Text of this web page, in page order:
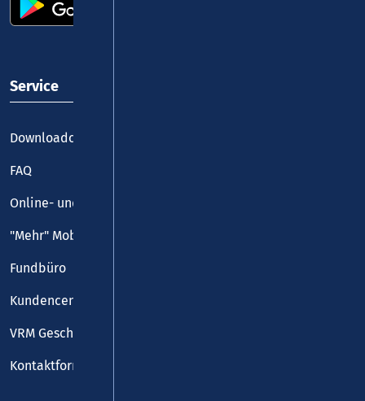
Service
Downloadcenter
FAQ
Online- und Handy-Tickets
"Mehr" Mobilität
Fundbüro
Kundencenter
VRM Geschäftsstelle
Kontaktformular